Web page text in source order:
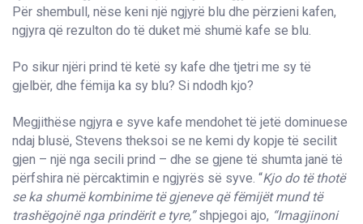
Për shembull, nëse keni një ngjyrë blu dhe përzieni kafen,
ngjyra që rezulton do të duket më shumë kafe se blu.
Po sikur njëri prind të ketë sy kafe dhe tjetri me sy të
gjelbër, dhe fëmija ka sy blu? Si ndodh kjo?
Megjithëse ngjyra e syve kafe mendohet të jetë dominuese
ndaj blusë, Stevens theksoi se ne kemi dy kopje të secilit
gjen – një nga secili prind – dhe se gjene të shumta janë të
përfshira në përcaktimin e ngjyrës së syve. “Kjo do të thotë
se ka shumë kombinime të gjeneve që fëmijët mund të
trashëgojnë nga prindërit e tyre,” shpjegoi ajo, “Imagjinoni